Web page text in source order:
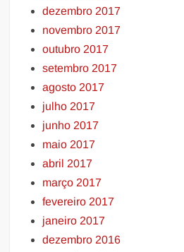
dezembro 2017
novembro 2017
outubro 2017
setembro 2017
agosto 2017
julho 2017
junho 2017
maio 2017
abril 2017
março 2017
fevereiro 2017
janeiro 2017
dezembro 2016